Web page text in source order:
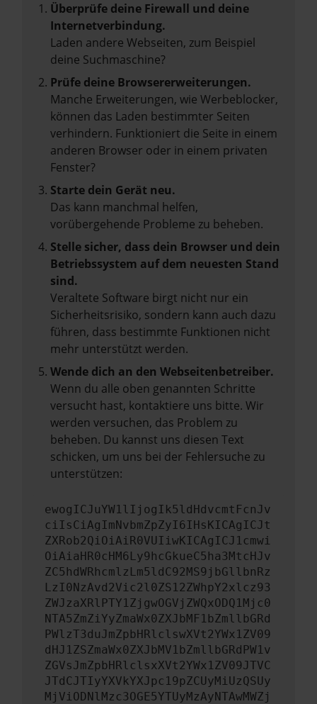
Überprüfe deine Firewall und deine
Internetverbindung.
Laden andere Webseiten, zum Beispiel
deine Suchmaschine?
Prüfe deine Browsererweiterungen.
Manche Erweiterungen, wie Werbeblocker,
können das Laden bestimmter Seiten
verhindern. Funktioniert die Seite in einem
anderen Browser oder in einem privaten
Fenster?
Starte dein Gerät neu.
Das kann manchmal helfen,
vorübergehende Probleme zu beheben.
Stelle sicher, dass dein Browser und dein
Betriebssystem auf dem neuesten Stand
sind.
Veraltete Software birgt nicht nur ein
Sicherheitsrisiko, sondern kann auch dazu
führen, dass bestimmte Funktionen nicht
mehr unterstützt werden.
Wende dich an den Webseitenbetreiber.
Wenn du alle oben genannten Schritte
versucht hast, kontaktiere uns bitte. Wir
werden versuchen, das Problem zu
beheben. Du kannst uns diesen Text
schicken, um uns bei der Fehlersuche zu
unterstützen:
ewogICJuYW1lIjogIk5ldHdvcmtFcnJv
ciIsCiAgImNvbmZpZyI6IHsKICAgICJt
ZXRob2QiOiAiR0VUIiwKICAgICJ1cmwi
OiAiaHR0cHM6Ly9hcGkueC5ha3MtcHJv
ZC5hdWRhcmlzLm5ldC92MS9jbGllbnRz
LzI0NzAvd2Vic2l0ZS12ZWhpY2xlcz93
ZWJzaXRlPTY1ZjgwOGVjZWQxODQ1Mjc0
NTA5ZmZiYyZmaWx0ZXJbMF1bZmllbGRd
PWlzT3duJmZpbHRlclswXVt2YWx1ZV09
dHJ1ZSZmaWx0ZXJbMV1bZmllbGRdPW1v
ZGVsJmZpbHRlclsxXVt2YWx1ZV09JTVC
JTdCJTIyYXVkYXJpc19pZCUyMiUzQSUy
MjViODNlMzc3OGE5YTUyMzAyNTAwMWZj